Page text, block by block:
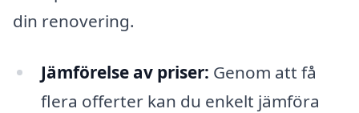
din renovering.
Jämförelse av priser: Genom att få
flera offerter kan du enkelt jämföra